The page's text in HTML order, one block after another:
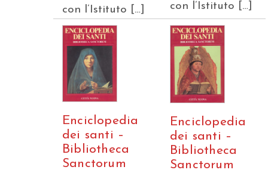
con l’Istituto […] con l’Istituto […]
Enciclopedia
dei santi –
Bibliotheca
Sanctorum
Enciclopedia
dei santi –
Bibliotheca
Sanctorum